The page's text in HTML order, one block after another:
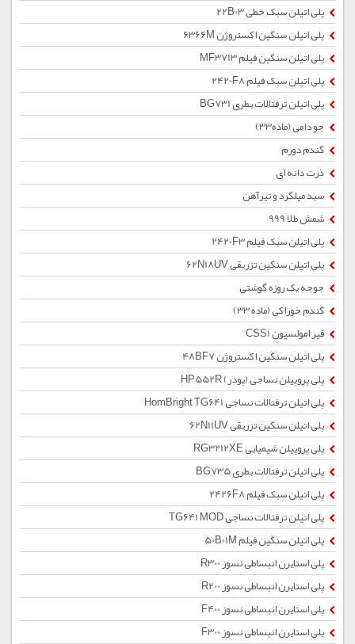
پلی اتیلن سبک خطی 22B03
پلی اتیلن سنگین اکستروژن 6366M
پلی اتیلن سنگین فیلم MF3713
پلی اتیلن سبک فیلم 2420F8
پلی اتیلن ترفتالات بطری BG731
جو دامی (ماده33)
گندم دورم
ذرت دانه ای
سبد میلگرد و تیرآهن
شمش طلا 999
پلی اتیلن سبک فیلم 2420F3
پلی اتیلن سنگین تزریقی 62N18UV
جوجه یک روزه گوشتی
گندم خوراکی (ماده 33)
قیر امولسیون CSS1
پلی اتیلن سنگین اکستروژن 48BF7
پلی پروپیلن نساجی (پودر) HP552R
پلی اتیلن ترفتالات نساجی HomBright TG641
پلی اتیلن سنگین تزریقی 62N11UV
پلی پروپیلن شیمیایی RG3212XE
پلی اتیلن ترفتالات بطری BG735
پلی اتیلن سبک فیلم 2426F8
پلی اتیلن ترفتالات نساجی TG641 MOD
پلی اتیلن سنگین فیلم 50B01M
پلی استایرن انبساطی نسوز R300
پلی استایرن انبساطی نسوز R200
پلی استایرن انبساطی نسوز F400
پلی استایرن انبساطی نسوز F300